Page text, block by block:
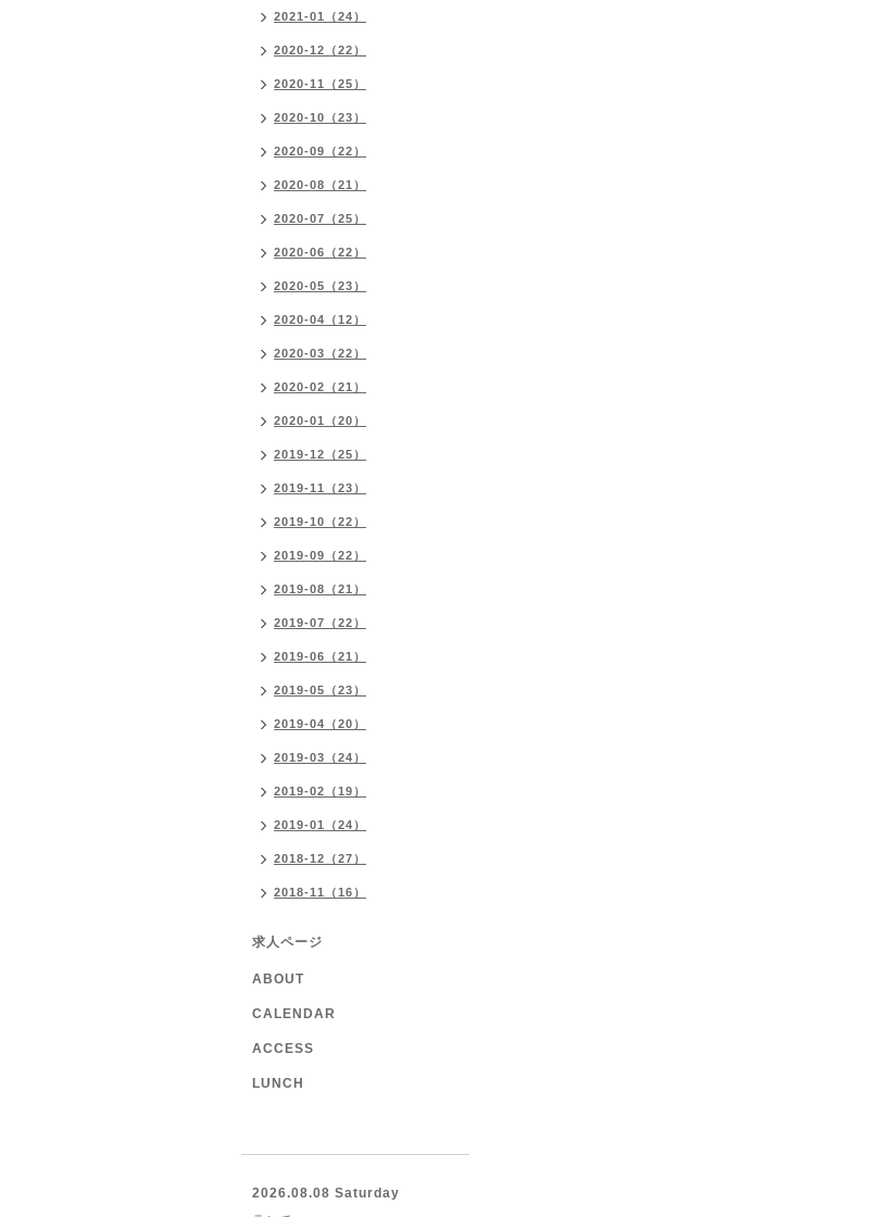
2021-01（24）
2020-12（22）
2020-11（25）
2020-10（23）
2020-09（22）
2020-08（21）
2020-07（25）
2020-06（22）
2020-05（23）
2020-04（12）
2020-03（22）
2020-02（21）
2020-01（20）
2019-12（25）
2019-11（23）
2019-10（22）
2019-09（22）
2019-08（21）
2019-07（22）
2019-06（21）
2019-05（23）
2019-04（20）
2019-03（24）
2019-02（19）
2019-01（24）
2018-12（27）
2018-11（16）
求人ページ
ABOUT
CALENDAR
ACCESS
LUNCH
2026.08.08 Saturday